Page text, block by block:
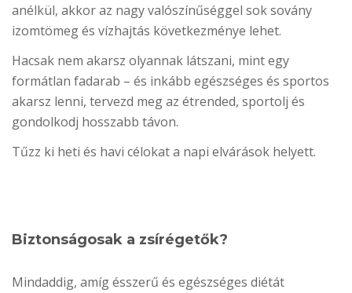
anélkül, akkor az nagy valószínűséggel sok sovány
izomtömeg és vízhajtás következménye lehet.
Hacsak nem akarsz olyannak látszani, mint egy
formátlan fadarab – és inkább egészséges és sportos
akarsz lenni, tervezd meg az étrended, sportolj és
gondolkodj hosszabb távon.
Tűzz ki heti és havi célokat a napi elvárások helyett.
Biztonságosak a zsírégetők?
Mindaddig, amíg ésszerű és egészséges diétát